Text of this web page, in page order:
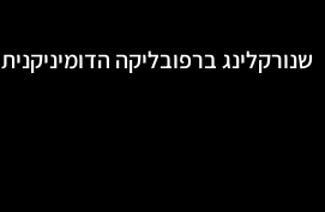
שנורקלינג ברפובליקה הדומיניקנית